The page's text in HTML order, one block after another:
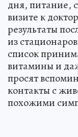
дня, питание,
визите к
результаты
из
список
витамины и
просят
контакты с
похожими